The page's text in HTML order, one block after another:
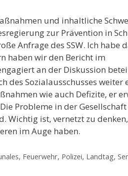
und inhaltliche
zur Prävention in
Anfrage des SSW. Ich habe
haben wir den Bericht im
an der Diskussion
des Sozialausschusses weiter
wie auch Defizite, er
Probleme in der
Wichtig ist, vernetzt zu
im Auge haben.
Feuerwehr, Polizei, Landtag,